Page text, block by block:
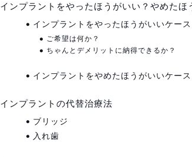
インプラントをやったほうがいい？やめたほ
インプラントをやったほうがいいケース
ご希望は何か？
ちゃんとデメリットに納得できるか？
インプラントをやめたほうがいいケース
インプラントの代替治療法
ブリッジ
入れ歯